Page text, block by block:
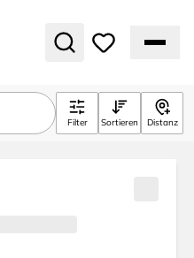
Filter Sortieren Distanz